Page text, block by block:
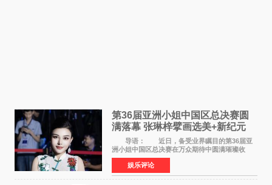
第36届亚洲小姐中国区总决赛圆
满落幕 张琳梓擘画选美+新纪元
导语： 近日，备受业界瞩目的第36届亚
洲小姐中国区总决赛在万众期待中圆满璀璨收
官。整场盛典汇聚万千芳华，不仅完成了新一届
美丽代言人的加冕选拔，更在行业发展层面带来
颠覆性突破。活动
娱乐评论